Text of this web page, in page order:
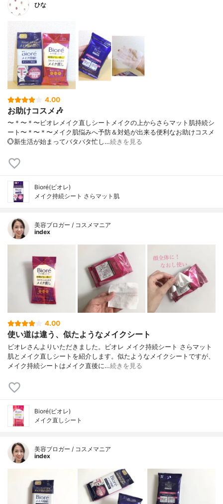
ひな
4.00
お助けコスメ🎶
〜＊〜＊〜ビオレメイク直しシートメイクの上からさらマット肌持続シ
ート〜＊〜＊〜⁡メイク肌悩みへ予防＆対処が出来る便利なお助けコスメ
💮新生活が始まってバタバタ忙し…続きを見る
Bioré(ビオレ)
メイク持続シート さらマット肌
美容ブロガー / コスメマニア
index
4.00
使い道は違う、似たようなメイクシート
ビオレさんよりいただきました。ビオレ メイク持続シート さらマット
肌とメイク直しシートを紹介します。似たようなメイクシートですが、
メイク持続シートはメイク直後に…続きを見る
Bioré(ビオレ)
メイク直しシート
美容ブロガー / コスメマニア
index